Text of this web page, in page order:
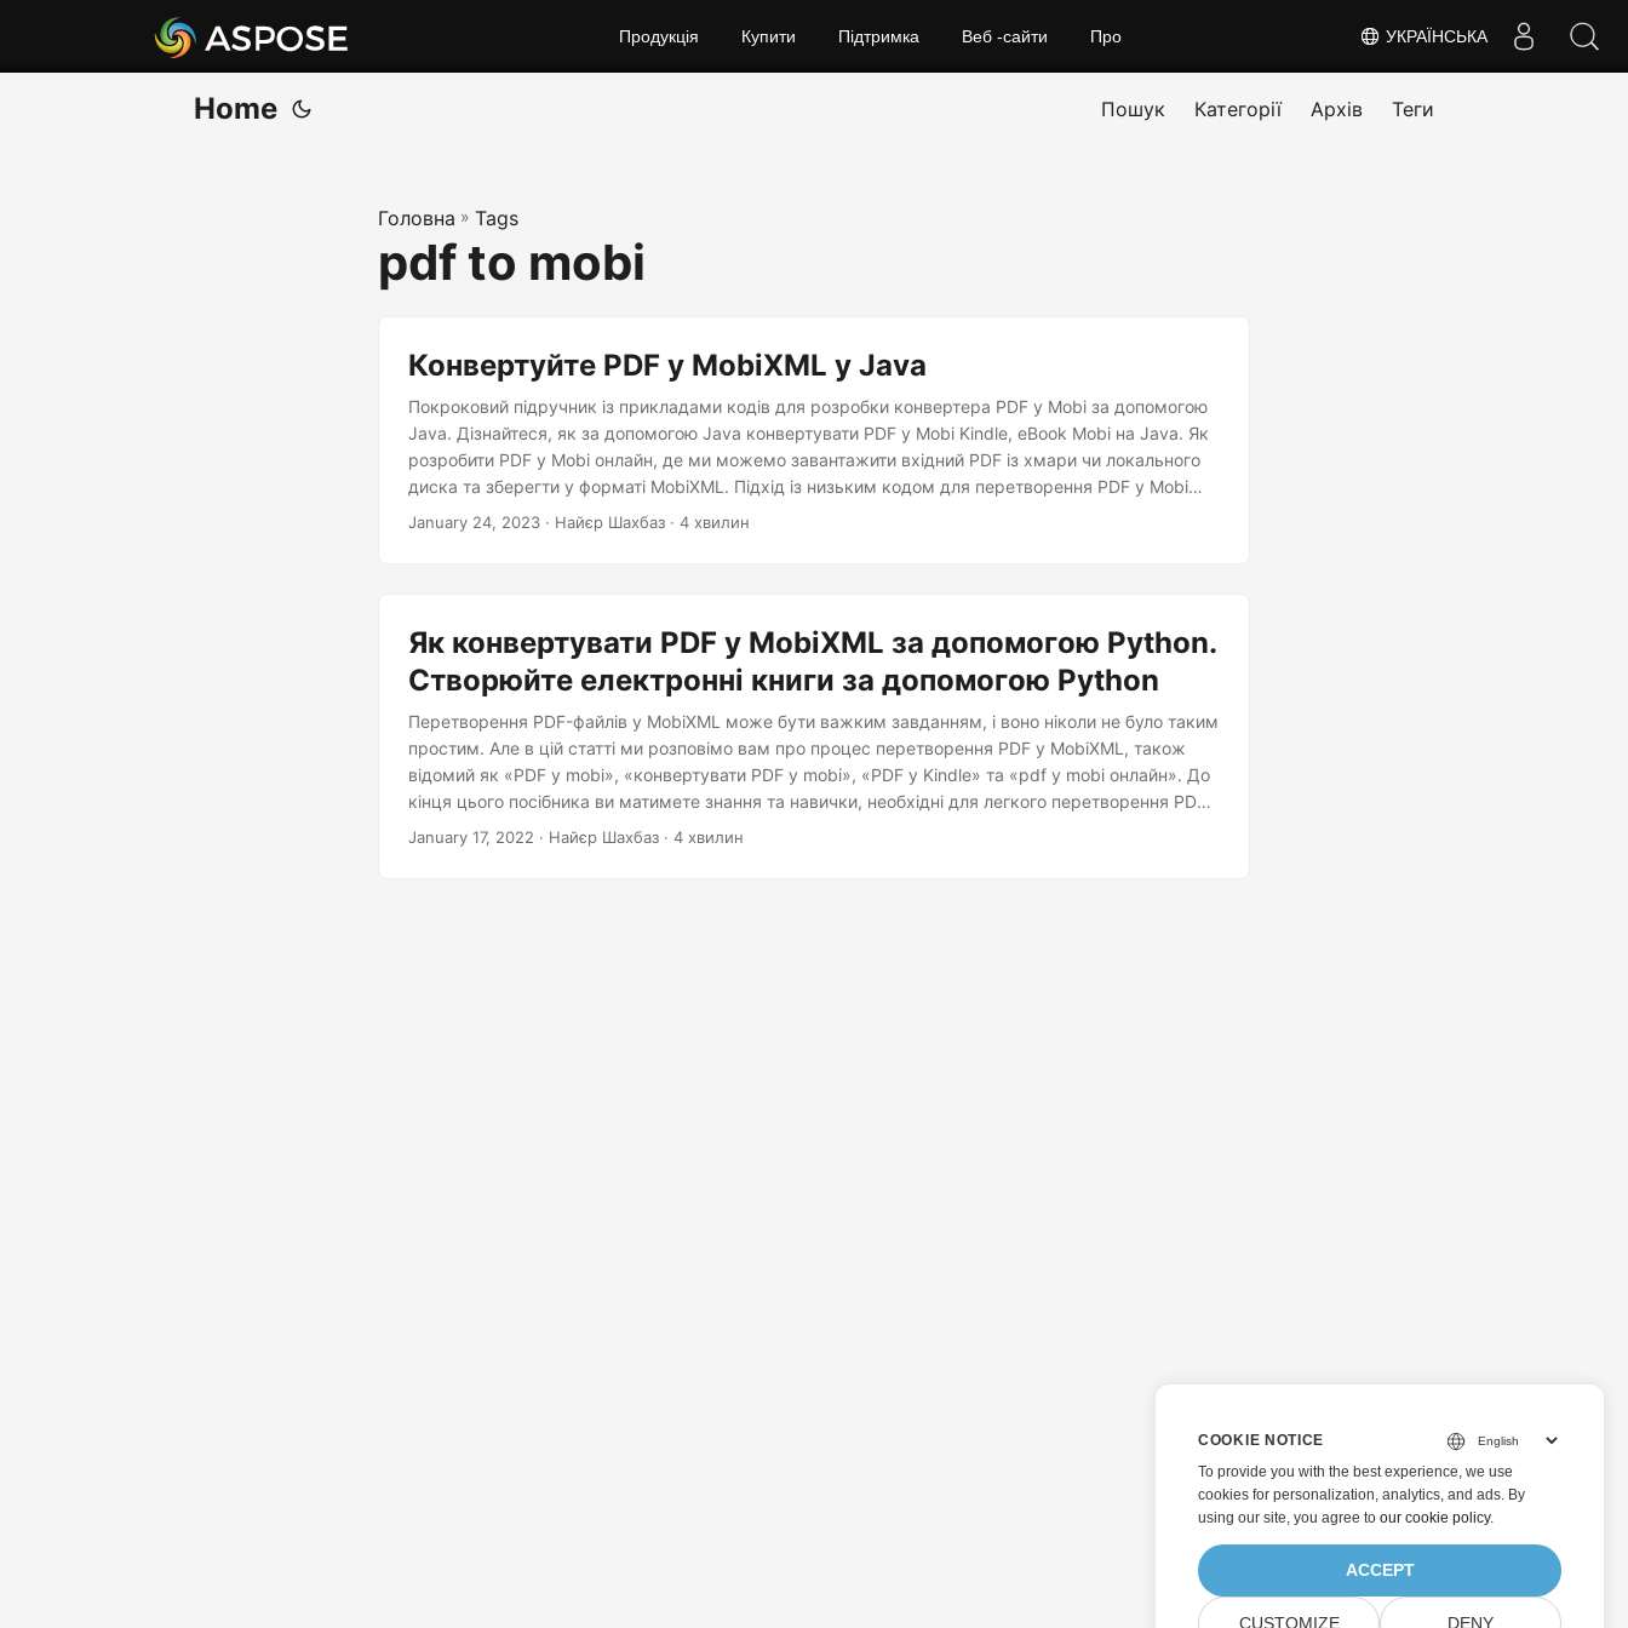
УКРАЇНСЬКА
Продукція Купити Підтримка Веб -сайти Про
Home Пошук Категорії Архів Теги
Головна » Tags
pdf to mobi
Конвертуйте PDF у MobiXML у Java
Покроковий підручник із прикладами кодів для розробки конвертера PDF у Mobi за допомогою
Java. Дізнайтеся, як за допомогою Java конвертувати PDF у Mobi Kindle, eBook Mobi на Java. Як
розробити PDF у Mobi онлайн, де ми можемо завантажити вхідний PDF із хмари чи локального
диска та зберегти у форматі MobiXML. Підхід із низьким кодом для перетворення PDF у Mobi
Kindle за допомогою REST API.
January 24, 2023 · Найєр Шахбаз · 4 хвилин
Як конвертувати PDF у MobiXML за допомогою Python.
Створюйте електронні книги за допомогою Python
Перетворення PDF-файлів у MobiXML може бути важким завданням, і воно ніколи не було таким
простим. Але в цій статті ми розповімо вам про процес перетворення PDF у MobiXML, також
відомий як «PDF у mobi», «конвертувати PDF у mobi», «PDF у Kindle» та «pdf у mobi онлайн». До
кінця цього посібника ви матимете знання та навички, необхідні для легкого перетворення PDF-
файлів у MobiXML, незалежно від того, чи конвертуєте ви для читання на Kindle, чи просто
January 17, 2022 · Найєр Шахбаз · 4 хвилин
COOKIE NOTICE
To provide you with the best experience, we use
cookies for personalization, analytics, and ads. By
using our site, you agree to our cookie policy.
ACCEPT
CUSTOMIZE DENY